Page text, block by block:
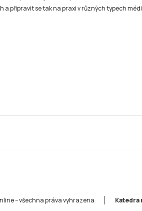
a připravit se tak na praxi v různých typech
– všechna práva vyhrazena Katedra